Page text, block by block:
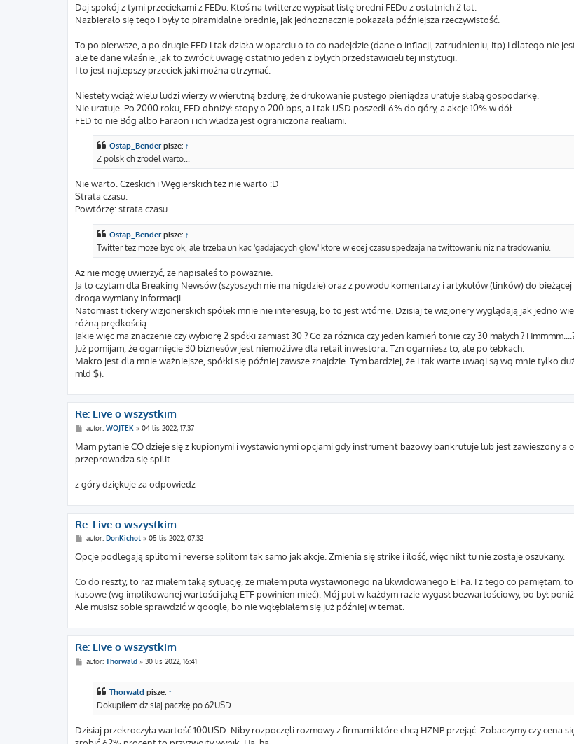
Daj spokój z tymi przeciekami z FEDu. Ktoś na twitterze wypisał listę bredni FEDu z ostatnich 2 lat.
Nazbierało się tego i były to piramidalne brednie, jak jednoznacznie pokazała późniejsza rzeczywistość.
To po pierwsze, a po drugie FED i tak działa w oparciu o to co nadejdzie (dane o inflacji, zatrudnieniu, itp) i dlatego nie
ale te dane właśnie, jak to zwrócił uwagę ostatnio jeden z byłych przedstawicieli tej instytucji.
I to jest najlepszy przeciek jaki można otrzymać.
Niestety wciąż wielu ludzi wierzy w wierutną bzdurę, że drukowanie pustego pieniądza uratuje słabą gospodarkę.
Nie uratuje. Po 2000 roku, FED obniżył stopy o 200 bps, a i tak USD poszedł 6% do góry, a akcje 10% w dół.
FED to nie Bóg albo Faraon i ich władza jest ograniczona realiami.
Ostap_Benderpisze: ↑
Z polskich zrodel warto...
Nie warto. Czeskich i Węgierskich też nie warto :D
Strata czasu.
Powtórzę: strata czasu.
Ostap_Benderpisze: ↑
Twitter tez moze byc ok, ale trzeba unikac 'gadajacych glow' ktore wiecej czasu spedzaja na twittowaniu niz na tradowaniu.
Aż nie mogę uwierzyć, że napisałeś to poważnie.
Ja to czytam dla Breaking Newsów (szybszych nie ma nigdzie) oraz z powodu komentarzy i artykułów (linków) do
droga wymiany informacji.
Natomiast tickery wizjonerskich spółek mnie nie interesują, bo to jest wtórne. Dzisiaj te wizjonery wyglądają jak jedno
różną prędkością.
Jakie więc ma znaczenie czy wybiorę 2 spółki zamiast 30 ? Co za różnica czy jeden kamień tonie czy 30 małych ?
Już pomijam, że ogarnięcie 30 biznesów jest niemożliwe dla retail inwestora. Tzn ogarniesz to, ale po łebkach.
Makro jest dla mnie ważniejsze, spółki się później zawsze znajdzie. Tym bardziej, że i tak warte uwagi są wg mnie tylko
mld $).
Re: Live o wszystkim
P
s
t
autor: WOJTEK » 04 lis 2022, 17:37
Mam pytanie CO dzieje się z kupionymi i wystawionymi opcjami gdy instrument bazowy bankrutuje lub jest zawieszony a
przeprowadza się spilit
z góry dziękuje za odpowiedz
Re: Live o wszystkim
P
s
t
autor: DonKichot» 05 lis 2022, 07:32
Opcje podlegają splitom i reverse splitom tak samo jak akcje. Zmienia się strike i ilość, więc nikt tu nie zostaje oszukany.
Co do reszty, to raz miałem taką sytuację, że miałem puta wystawionego na likwidowanego ETFa. I z tego co pamiętam,
kasowe (wg implikowanej wartości jaką ETF powinien mieć). Mój put w każdym razie wygasł bezwartościowy, bo był
Ale musisz sobie sprawdzić w google, bo nie wgłębiałem się już później w temat.
Re: Live o wszystkim
Pautor: Thorwald» 30 lis 2022, 16:41
Thorwald pisze: ↑
Dokupiłem dzisiaj paczkę po 62USD.
Dzisiaj przekroczyła wartość 100USD. Niby rozpoczęli rozmowy z firmami które chcą HZNP przejąć. Zobaczymy czy cena